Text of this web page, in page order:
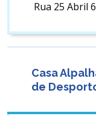
Rua 25 Abril
Casa
de